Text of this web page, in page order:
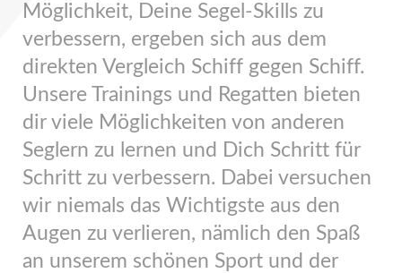
Möglichkeit, Deine Segel-Skills zu
verbessern, ergeben sich aus dem
direkten Vergleich Schiff gegen Schiff.
Unsere Trainings und Regatten bieten
dir viele Möglichkeiten von anderen
Seglern zu lernen und Dich Schritt für
Schritt zu verbessern. Dabei versuchen
wir niemals das Wichtigste aus den
Augen zu verlieren, nämlich den Spaß
an unserem schönen Sport und der